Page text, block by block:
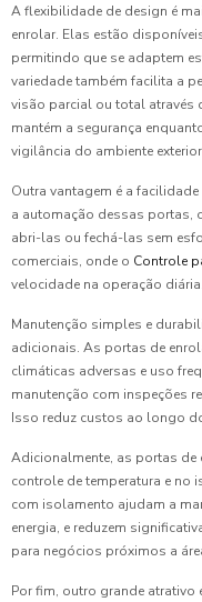
A flexibilidade de design é
enrolar. Elas estão
permitindo que se adaptem
variedade também facilita a
visão parcial ou total através
mantém a segurança
vigilância do ambiente
Outra vantagem é a
a automação dessas portas,
abri-las ou fechá-las sem
comerciais, onde o Controle
velocidade na operação diária.
Manutenção simples e
adicionais. As portas de
climáticas adversas e uso
manutenção com inspeções
Isso reduz custos ao longo
Adicionalmente, as portas de
controle de temperatura e no
com isolamento ajudam a
energia, e reduzem
para negócios próximos a
Por fim, outro grande